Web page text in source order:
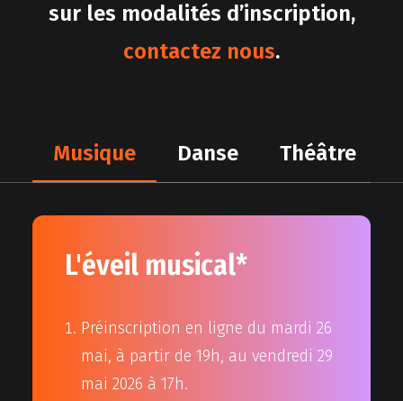
sur les modalités d’inscription,
contactez nous.
Musique Danse Théâtre
L'éveil musical*
Préinscription en ligne du mardi 26
mai, à partir de 19h, au vendredi 29
mai 2026 à 17h.